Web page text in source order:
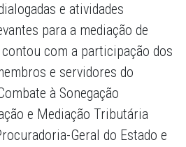
e atividades
para a mediação de
com a participação dos
e servidores do
à Sonegação
e Mediação Tributária
Geral do Estado e